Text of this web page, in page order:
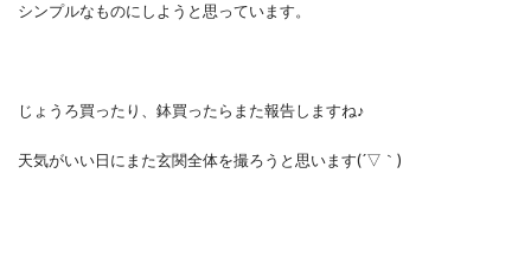
シンプルなものにしようと思っています。
じょうろ買ったり、鉢買ったらまた報告しますね♪
天気がいい日にまた玄関全体を撮ろうと思います(´▽｀)